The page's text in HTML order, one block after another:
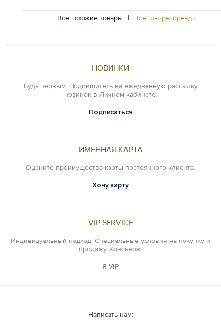
Все похожие товары | Все товары бренда
НОВИНКИ
Будь первым. Подпишитесь на ежедневную рассылку
новинок в Личном кабинете.
Подписаться
ИМЕННАЯ КАРТА
Оцените преимущества карты постоянного клиента.
Хочу карту
VIP SERVICE
Индивидуальный подход. Специальные условия на покупку и
продажу. Консьерж.
Я VIP
Написать нам: